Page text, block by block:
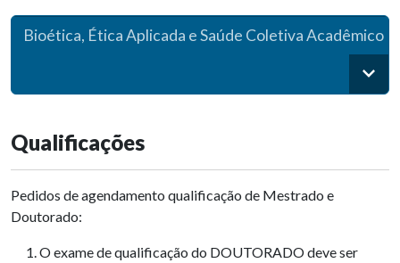
Bioética, Ética Aplicada e Saúde Coletiva Acadêmico
Qualificações
Pedidos de agendamento qualificação de Mestrado e
Doutorado:
O exame de qualificação do DOUTORADO deve ser